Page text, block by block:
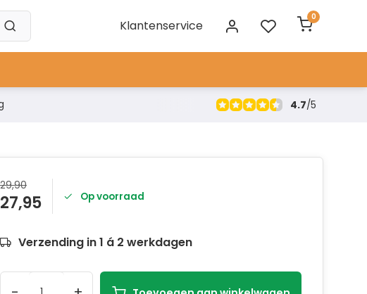
Klantenservice
0
4.7/5
29,90
27,95 Op voorraad
Verzending in 1 á 2 werkdagen